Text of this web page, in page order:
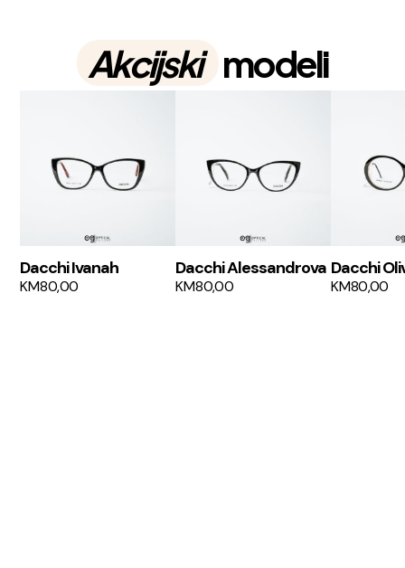
Akcijski modeli
Dacchi Ivanah
KM80,00
Dacchi Alessandrova
KM80,00
Dacchi
KM80,00